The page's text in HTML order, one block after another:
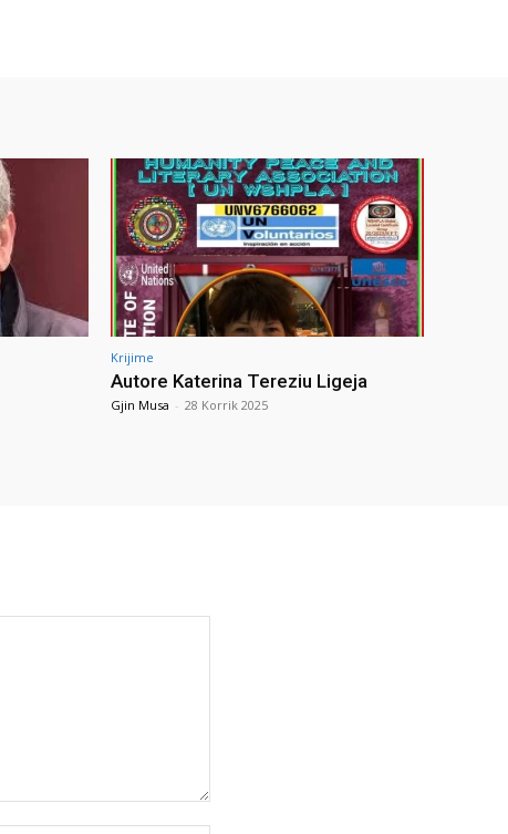
Krijime
Autore Katerina Tereziu Ligeja
Gjin Musa - 28 Korrik 2025